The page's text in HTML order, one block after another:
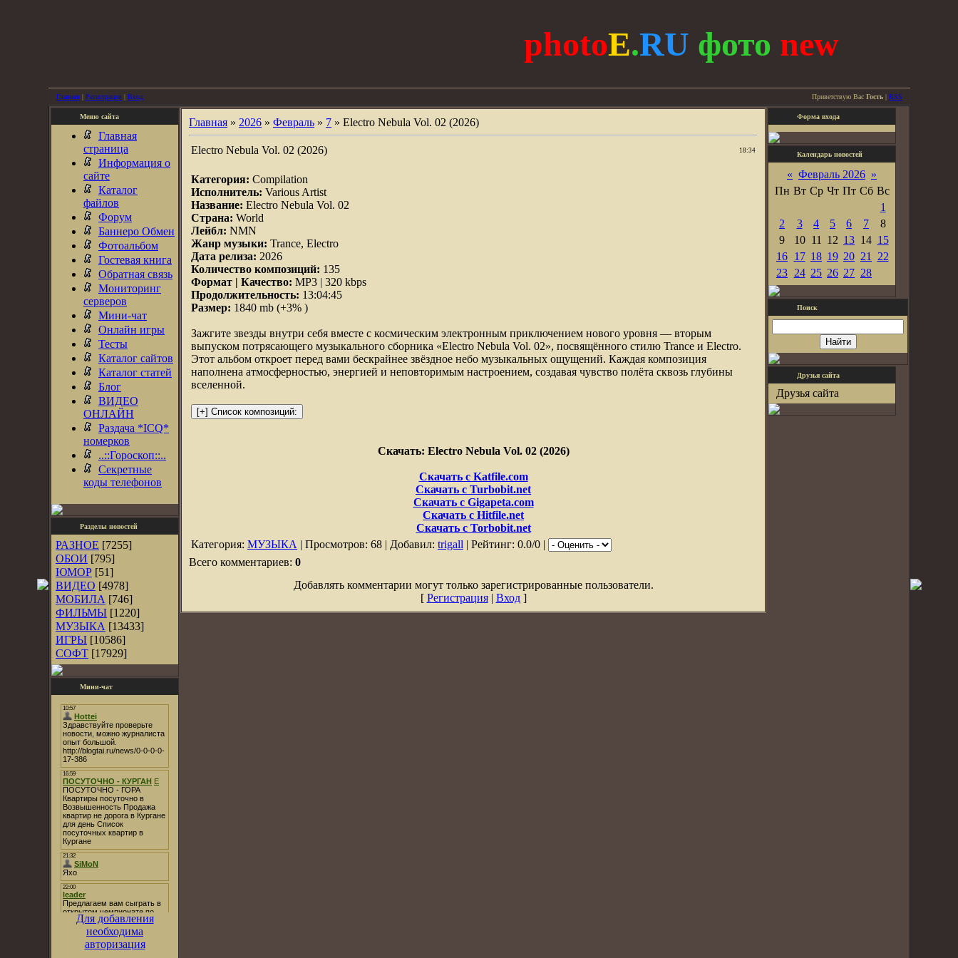
photoE.RU фото new
Главная | Регистрация | Вход Приветствую Вас Гость | RSS
Меню сайта
Главная
страница
Информация о
сайте
Каталог
файлов
Форум
Баннеро Обмен
Фотоальбом
Гостевая книга
Обратная связь
Мониторинг
серверов
Мини-чат
Онлайн игры
Тесты
Каталог сайтов
Каталог статей
Блог
ВИДЕО
ОНЛАЙН
Раздача *ICQ*
номерков
..::Гороскоп::..
Секретные
коды телефонов
Разделы новостей
РАЗНОЕ [7255]
ОБОИ [795]
ЮМОР [51]
ВИДЕО [4978]
МОБИЛА [746]
ФИЛЬМЫ [1220]
МУЗЫКА [13433]
ИГРЫ [10586]
СОФТ [17929]
Мини-чат
Для добавления
необходима
авторизация
Главная » 2026 » Февраль » 7 » Electro Nebula Vol. 02 (2026)
Electro Nebula Vol. 02 (2026) 18:34
Категория: Compilation
Исполнитель: Various Artist
Название: Electro Nebula Vol. 02
Страна: World
Лейбл: NMN
Жанр музыки: Trance, Electro
Дата релиза: 2026
Количество композиций: 135
Формат | Качество: MP3 | 320 kbps
Продолжительность: 13:04:45
Размер: 1840 mb (+3% )
Зажгите звезды внутри себя вместе с космическим электронным приключением нового уровня — вторым
выпуском потрясающего музыкального сборника «Electro Nebula Vol. 02», посвящённого стилю Trance и Electro.
Этот альбом откроет перед вами бескрайнее звёздное небо музыкальных ощущений. Каждая композиция
наполнена атмосферностью, энергией и неповторимым настроением, создавая чувство полёта сквозь глубины
вселенной.
Скачать: Electro Nebula Vol. 02 (2026)
Скачать с Katfile.com
Скачать с Turbobit.net
Скачать с Gigapeta.com
Скачать с Hitfile.net
Скачать с Torbobit.net
Категория: МУЗЫКА | Просмотров: 68 | Добавил: trigall | Рейтинг: 0.0/0 |
Всего комментариев: 0
Добавлять комментарии могут только зарегистрированные пользователи.
[ Регистрация| Вход]
Форма входа
Календарь новостей
« Февраль 2026 »
Пн Вт Ср Чт Пт Сб Вс
1
2
3 4 5 6 7
8
9
10 11 12 13 14 15
16 17 18 19 20 21
22
23 24 25 26 27 28
Поиск
Друзья сайта
Друзья сайта